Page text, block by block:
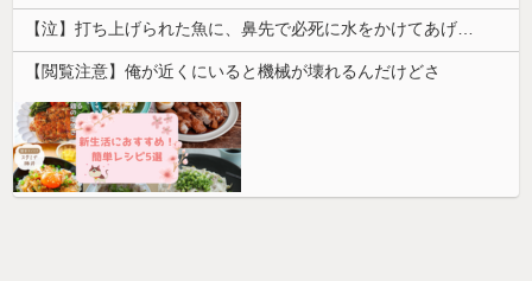
【泣】打ち上げられた魚に、鼻先で必死に水をかけてあげる犬が話題
【閲覧注意】俺が近くにいると機械が壊れるんだけどさ